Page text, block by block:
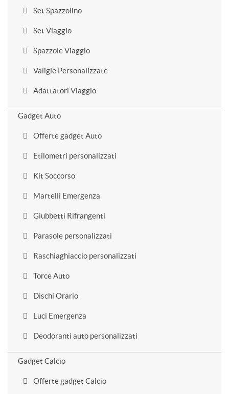
Set Spazzolino
Set Viaggio
Spazzole Viaggio
Valigie Personalizzate
Adattatori Viaggio
Gadget Auto
Offerte gadget Auto
Etilometri personalizzati
Kit Soccorso
Martelli Emergenza
Giubbetti Rifrangenti
Parasole personalizzati
Raschiaghiaccio personalizzati
Torce Auto
Dischi Orario
Luci Emergenza
Deodoranti auto personalizzati
Gadget Calcio
Offerte gadget Calcio